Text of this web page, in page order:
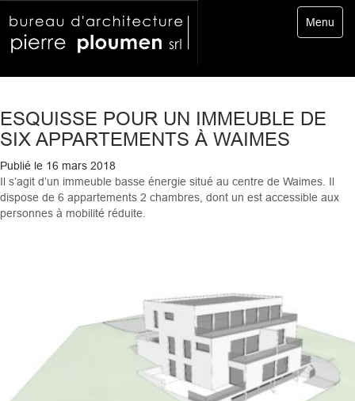
Toggle
Menu
ESQUISSE POUR UN IMMEUBLE DE
SIX APPARTEMENTS À WAIMES
Publié le 16 mars 2018
Il s’agit d’un immeuble basse énergie situé au centre de Waimes. Il
dispose de 6 appartements 2 chambres, dont un est accessible aux
personnes à mobilité réduite.